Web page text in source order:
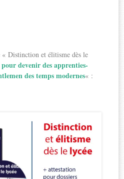
Distinction et élitisme dès le
devenir des apprenties-
des temps modernes« :